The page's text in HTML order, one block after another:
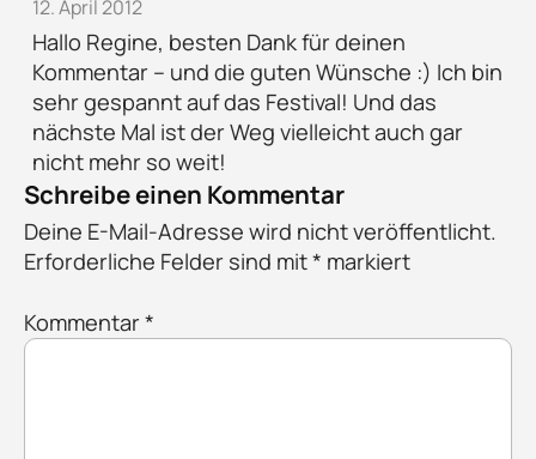
12. April 2012
Hallo Regine, besten Dank für deinen
Kommentar – und die guten Wünsche :) Ich bin
sehr gespannt auf das Festival! Und das
nächste Mal ist der Weg vielleicht auch gar
nicht mehr so weit!
Schreibe einen Kommentar
Deine E-Mail-Adresse wird nicht veröffentlicht.
Erforderliche Felder sind mit* markiert
Kommentar *